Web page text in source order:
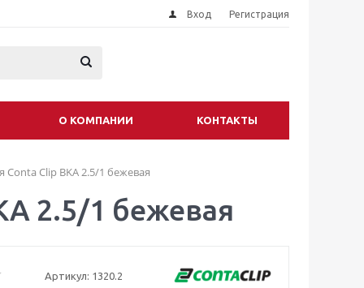
Вход Регистрация
О КОМПАНИИ КОНТАКТЫ
Clip BKA 2.5/1 бежевая
2.5/1 бежевая
Артикул: 1320.2